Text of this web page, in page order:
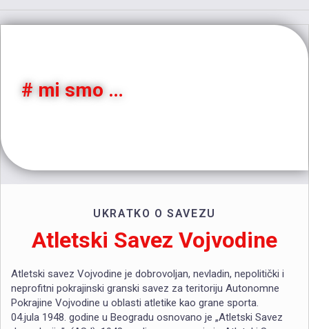
# mi smo …
UKRATKO O SAVEZU
Atletski Savez Vojvodine
Atletski savez Vojvodine je dobrovoljan, nevladin, nepolitički i
neprofitni pokrajinski granski savez za teritoriju Autonomne
Pokrajine Vojvodine u oblasti atletike kao grane sporta.
04.jula 1948. godine u Beogradu osnovano je „Atletski Savez